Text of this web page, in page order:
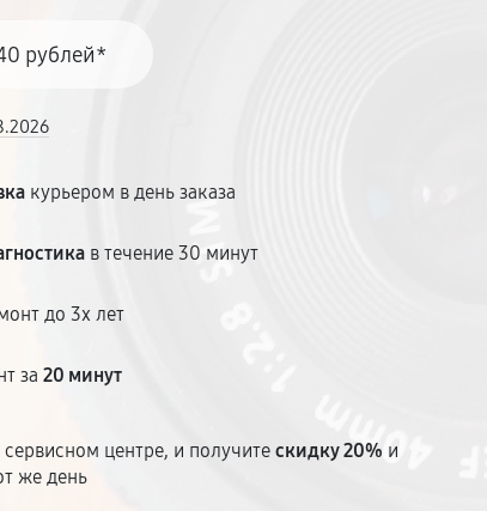
рублей*
курьером в день заказа
в течение 30 минут
до 3х лет
за20 минут
центре, и получитескидку 20% и
же день